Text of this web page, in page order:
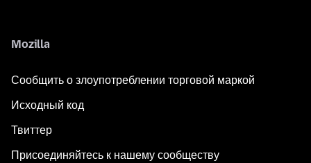
Mozilla
Сообщить о злоупотреблении торговой маркой
Исходный код
Твиттер
Присоединяйтесь к нашему сообществу